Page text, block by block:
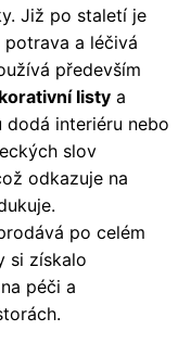
Již po staletí je
a léčivá
především
listy a
dodá interiéru nebo
slov
odkazuje na
po celém
si získalo
péči a